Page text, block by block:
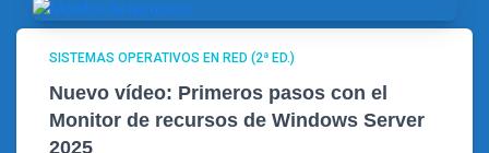
SISTEMAS OPERATIVOS EN RED (2ª ED.)
Nuevo vídeo: Primeros pasos con el
Monitor de recursos de Windows Server
2025